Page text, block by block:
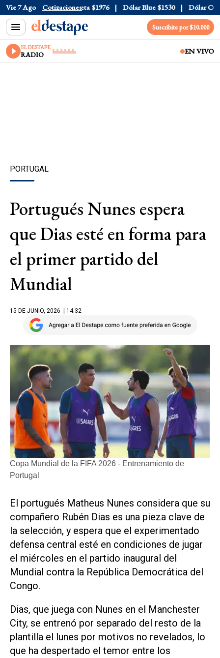
Vie 7 Ago Cotizaciones
$1520 Dólar Tarjeta $1976 Dólar Blue $1530 Dólar CCL
Suscribite por $10.000
EL DESTAPE
RADIO EN VIVO
PORTUGAL
Portugués Nunes espera
que Dias esté en forma para
el primer partido del
Mundial
15 DE JUNIO, 2026 | 14.32
Copa Mundial de la FIFA 2026 - Entrenamiento de
Portugal
El portugués Matheus Nunes considera que su
compañero Rubén Dias es una pieza clave de
la selección, ‌y espera que el ‌experimentado
defensa central esté en condiciones de jugar
el miércoles en el partido inaugural del
Mundial contra la República Democrática del
Congo.
Dias, que juega con Nunes en el Manchester
City, se entrenó por separado del resto de la
plantilla el lunes por motivos no revelados, lo
que ha despertado el temor ​entre los